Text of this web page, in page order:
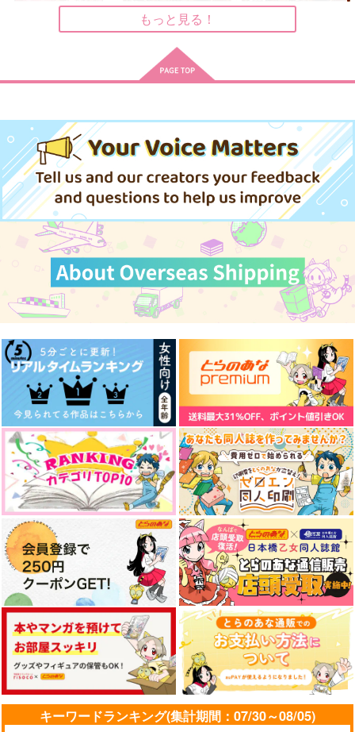
サンプル
作品詳細
アニュス・デイ
2,800円（税込）
佐野万次郎×花垣武道
サンプル
作品詳細
そうして、ふたり。
DACOS
787円（税込）
花垣武道×佐野万次郎
サンプル
作品詳細
失楽園
シュレーディンガーの
1,242円（税込）
佐野万次郎×女夢主
サンプル
作品詳細
カルペ・ディエム
DACOS
1,257円（税込）
花垣武道×佐野万次郎
サンプル
作品詳細
となりのゴースト
602
755円（税込）
佐野万次郎×花垣武道
サンプル
作品詳細
Happy Days
shiro5o
308円（税込）
佐野万次郎
サンプル
作品詳細
武勇OKAWARI
toscana
専売 787円（税込）
東京卍リベンジャーズ
佐野万次郎
花垣武道
松野千冬
サンプル
カート
宇田川ボールピン
専売 944円（税込）
佐野万次郎
サンプル
宇田川ボールピン
専売 944円（税込）
東京卍リベンジャーズ
佐野万次郎
サンプル
爆裂卍（まんじ）愛羅
武勇
toscana
専売 1,572円（税込）
東京卍リベンジャーズ
佐野万次郎
松野千冬
花垣武道
サンプル
カート
総長代理犬
ほごく
629円（税込）
東京卍リベンジャーズ
花垣武道受け
サンプル
カート
猫様の下僕
銀木犀
専売 1,572円（税込）
東京卍リベンジャーズ
佐野万次郎+黒川イザナ×花垣武道
サンプル
カート
もっと見る！
キーワードランキング(集計期間：07/30～08/05)